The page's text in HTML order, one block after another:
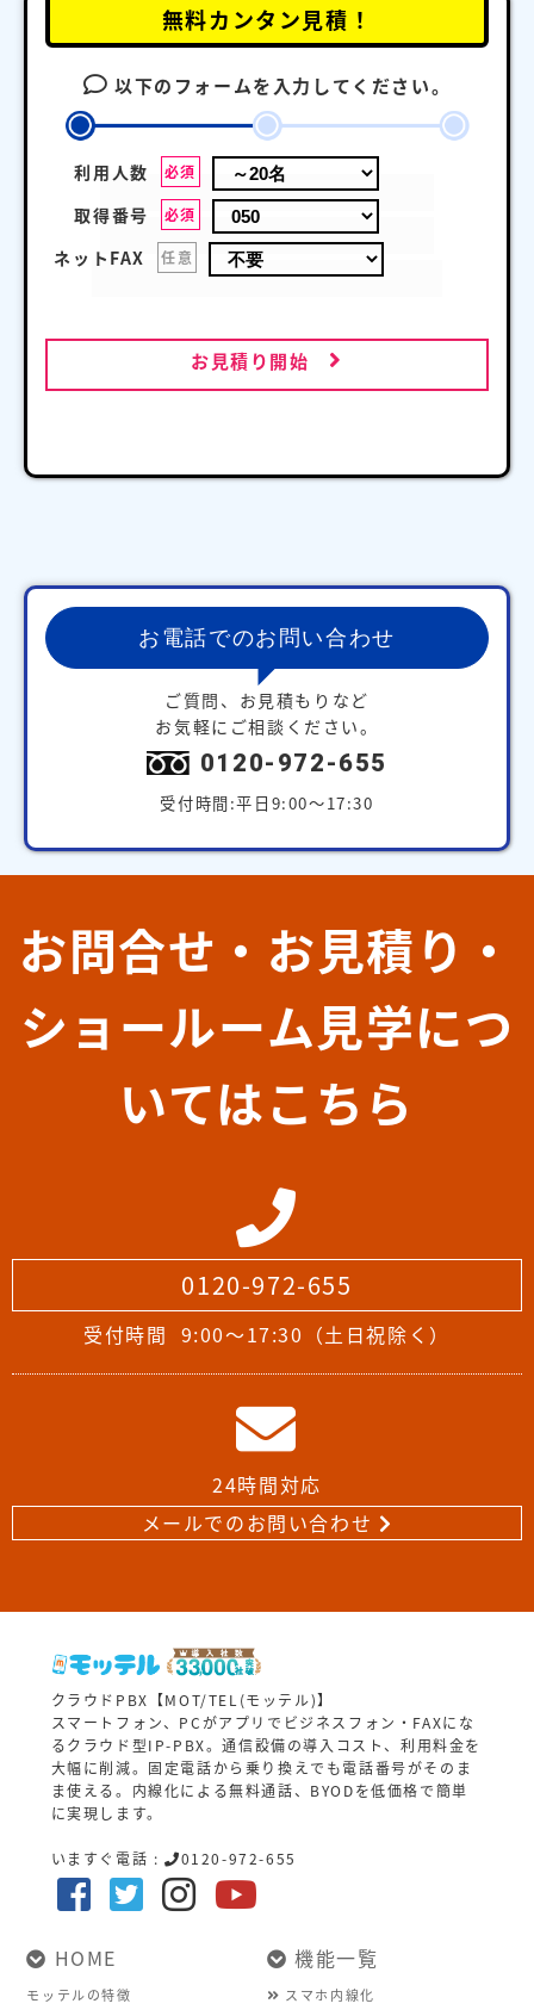
無料カンタン見積！
以下のフォームを入力してください。
利用人数 必須
取得番号 必須
ネットFAX 任意
お見積り開始
お電話でのお問い合わせ
ご質問、お見積もりなど
お気軽にご相談ください。
0120-972-655
受付時間:平日9:00～17:30
お問合せ・お見積り・
ショールーム見学につ
いてはこちら
0120-972-655
受付時間 9:00～17:30（土日祝除く）
24時間対応
メールでのお問い合わせ
クラウドPBX【MOT/TEL(モッテル)】
スマートフォン、PCがアプリでビジネスフォン・FAXにな
るクラウド型IP-PBX。通信設備の導入コスト、利用料金を
大幅に削減。固定電話から乗り換えでも電話番号がそのま
ま使える。内線化による無料通話、BYODを低価格で簡単
に実現します。
いますぐ電話 : 0120-972-655
HOME
モッテルの特徴
機能一覧
スマホ内線化